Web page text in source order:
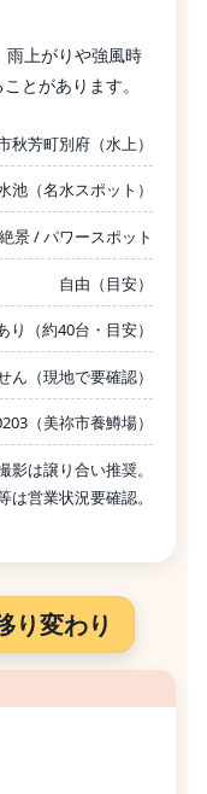
上がりや強風時
とがあります。
秋芳町別府（水上）
池（名水スポット）
景 / パワースポット
自由（目安）
り（約40台・目安）
ん（現地で要確認）
（美祢市養鱒場）
影は譲り合い推奨。
は営業状況要確認。
り変わり